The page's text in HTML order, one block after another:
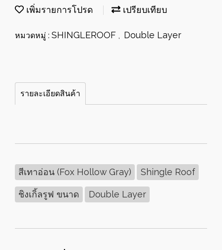
เพิ่มรายการโปรด เปรียบเทียบ
หมวดหมู่ : SHINGLEROOF , Double Layer
รายละเอียดสินค้า
สีเทาอ่อน (Fox Hollow Gray) Shingle Roof
ชิงเกิ้ลรูฟ ขนาด Double Layer